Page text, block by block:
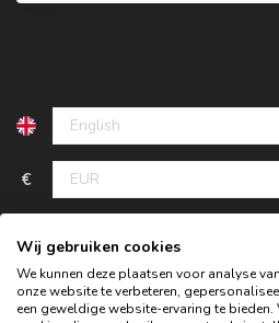
€
Wij gebruiken cookies
We kunnen deze plaatsen voor analyse
onze website te verbeteren,
een geweldige website-ervaring te